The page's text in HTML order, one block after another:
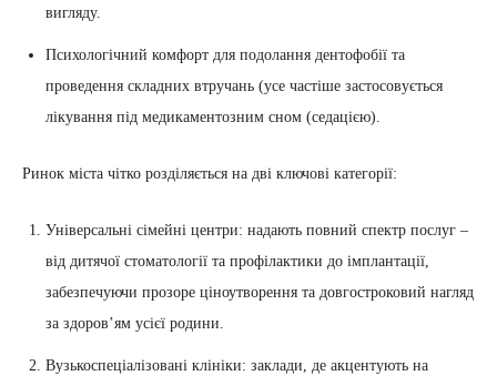
вигляду.
Психологічний комфорт для подолання дентофобії та
проведення складних втручань (усе частіше застосовується
лікування під медикаментозним сном (седацією).
Ринок міста чітко розділяється на дві ключові категорії:
Універсальні сімейні центри: надають повний спектр послуг –
від дитячої стоматології та профілактики до імплантації,
забезпечуючи прозоре ціноутворення та довгостроковий нагляд
за здоров’ям усієї родини.
Вузькоспеціалізовані клініки: заклади, де акцентують на